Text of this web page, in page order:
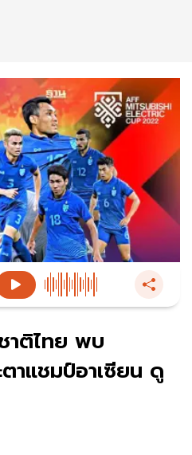
าติไทย พบ
าแชมป์อาเซียน ดู